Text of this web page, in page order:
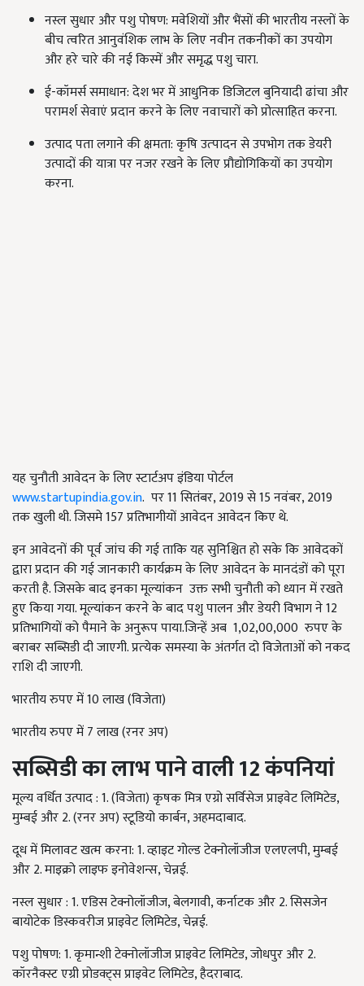
नस्ल सुधार और पशु पोषण: मवेशियों और भैंसों की भारतीय नस्लों के
बीच त्वरित आनुवंशिक लाभ के लिए नवीन तकनीकों का उपयोग
और हरे चारे की नई किस्में और समृद्ध पशु चारा.
ई-कॉमर्स समाधान: देश भर में आधुनिक डिजिटल बुनियादी ढांचा और
परामर्श सेवाएं प्रदान करने के लिए नवाचारों को प्रोत्साहित करना.
उत्पाद पता लगाने की क्षमता: कृषि उत्‍पादन से उपभोग तक डेयरी
उत्पादों की यात्रा पर नजर रखने के लिए प्रौद्योगिकियों का उपयोग
करना.
यह चुनौती आवेदन के लिए स्टार्टअप इंडिया पोर्टल
www.startupindia.gov.in. पर 11 सितंबर, 2019 से 15 नवंबर, 2019
तक खुली थी. जिसमे 157 प्रतिभागीयों आवेदन आवेदन किए थे.
इन आवेदनों की पूर्व जांच की गई ताकि यह सुनिश्चित हो सके कि आवेदकों
द्वारा प्रदान की गई जानकारी कार्यक्रम के लिए आवेदन के मानदंडों को पूरा
करती है. जिसके बाद इनका मूल्यांकन उक्त सभी चुनौती को ध्यान में रखते
हुए किया गया. मूल्यांकन करने के बाद पशु पालन और डेयरी विभाग ने 12
प्रतिभागियों को पैमाने के अनुरूप पाया.जिन्हें अब 1,02,00,000 रुपए के
बराबर सब्सिडी दी जाएगी. प्रत्‍येक समस्‍या के अंतर्गत दो विजेताओं को नकद
राशि दी जाएगी.
भारतीय रुपए में 10 लाख (विजेता)
भारतीय रुपए में 7 लाख (रनर अप)
सब्सिडीकालाभपानेवाली12कंपनियां
मूल्य वर्धित उत्पाद : 1. (विजेता) कृषक मित्र एग्रो सर्विसेज प्राइवेट लिमिटेड,
मुम्बई और 2. (रनर अप) स्टूडियो कार्बन, अहमदाबाद.
दूध में मिलावट खत्म करना: 1. व्हाइट गोल्ड टेक्नोलॉजीज एलएलपी, मुम्बई
और 2. माइक्रो लाइफ इनोवेशन्स, चेन्नई.
नस्ल सुधार : 1. एडिस टेक्नोलॉजीज, बेलगावी, कर्नाटक और 2. सिसजेन
बायोटेक डिस्कवरीज प्राइवेट लिमिटेड, चेन्नई.
पशु पोषण: 1. कृमान्शी टेक्नोलॉजीज प्राइवेट लिमिटेड, जोधपुर और 2.
कॉरनैक्स्ट एग्री प्रोडक्ट्स प्राइवेट लिमिटेड, हैदराबाद.